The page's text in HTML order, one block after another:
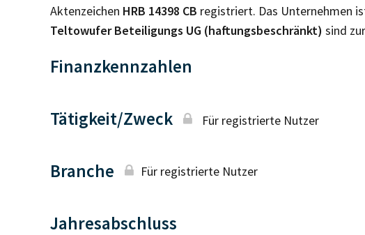
Aktenzeichen HRB 14398 CB registriert. Das Unternehmen
Teltowufer Beteiligungs UG (haftungsbeschränkt) sind
Finanzkennzahlen
Tätigkeit/Zweck Für registrierte Nutzer
Branche Für registrierte Nutzer
Jahresabschluss